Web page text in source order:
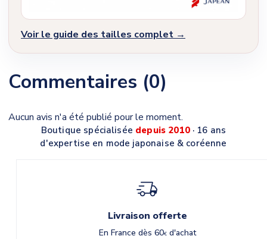
Voir le guide des tailles complet →
Commentaires (0)
Aucun avis n'a été publié pour le moment.
Boutique spécialisée depuis 2010· 16 ans
d'expertise en mode japonaise & coréenne
Livraison offerte
En France dès 60€d'achat